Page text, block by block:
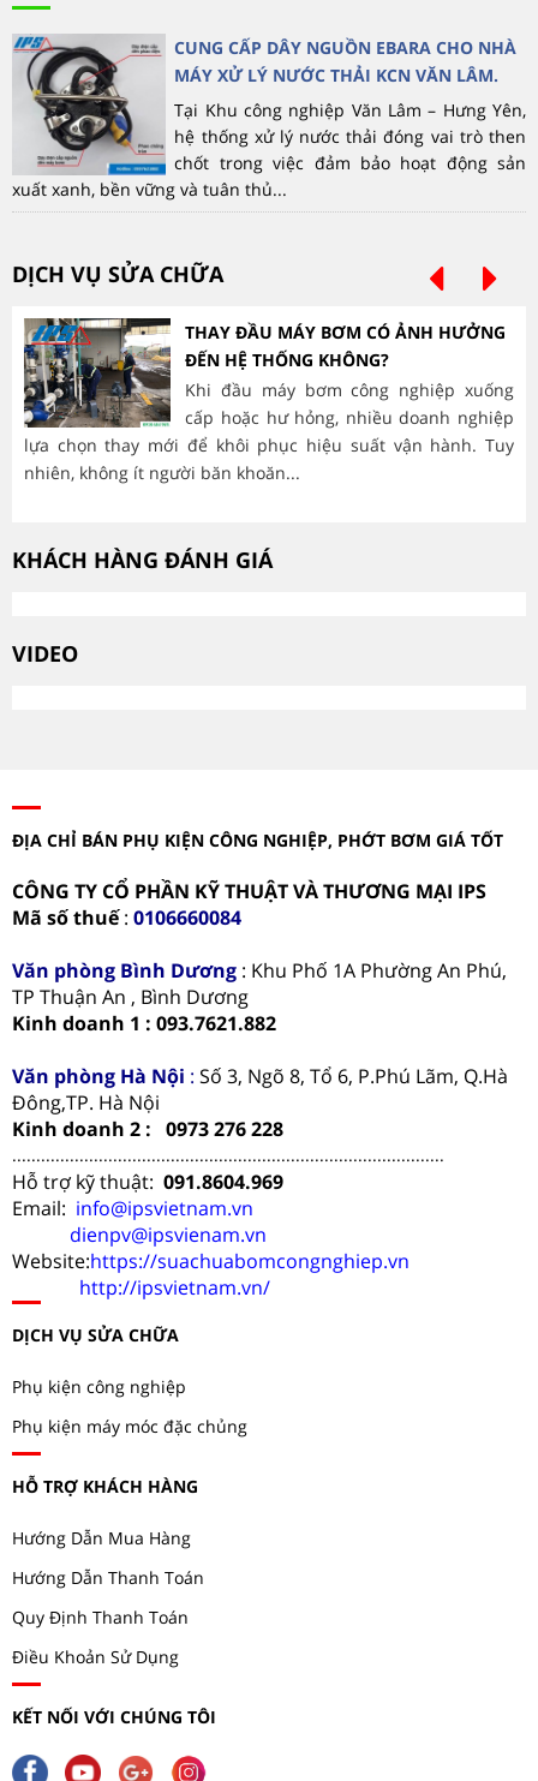
CUNG CẤP DÂY NGUỒN EBARA CHO NHÀ
MÁY XỬ LÝ NƯỚC THẢI KCN VĂN LÂM.
Tại Khu công nghiệp Văn Lâm – Hưng Yên,
hệ thống xử lý nước thải đóng vai trò then
chốt trong việc đảm bảo hoạt động sản
xuất xanh, bền vững và tuân thủ...
DỊCH VỤ SỬA CHỮA
THAY ĐẦU MÁY BƠM CÓ ẢNH HƯỞNG
ĐẾN HỆ THỐNG KHÔNG?
Khi đầu máy bơm công nghiệp xuống
cấp hoặc hư hỏng, nhiều doanh nghiệp
lựa chọn thay mới để khôi phục hiệu suất vận hành. Tuy
nhiên, không ít người băn khoăn...
KHÁCH HÀNG ĐÁNH GIÁ
VIDEO
ĐỊA CHỈ BÁN PHỤ KIỆN CÔNG NGHIỆP, PHỚT BƠM GIÁ TỐT
CÔNG TY CỔ PHẦN KỸ THUẬT VÀ THƯƠNG MẠI IPS
Mã số thuế: 0106660084
Văn phòng Bình Dương : Khu Phố 1A Phường An Phú,
TP Thuận An , Bình Dương
Kinh doanh 1 : 093.7621.882
Văn phòng Hà Nội : Số 3, Ngõ 8, Tổ 6, P.Phú Lãm, Q.Hà
Đông,TP. Hà Nội
Kinh doanh 2 : 0973 276 228
..........................................................................................
Hỗ trợ kỹ thuật: 091.8604.969
Email: info@ipsvietnam.vn
dienpv@ipsvienam.vn
Website:https://suachuabomcongnghiep.vn
http://ipsvietnam.vn/
DỊCH VỤ SỬA CHỮA
Phụ kiện công nghiệp
Phụ kiện máy móc đặc chủng
HỖ TRỢ KHÁCH HÀNG
Hướng Dẫn Mua Hàng
Hướng Dẫn Thanh Toán
Quy Định Thanh Toán
Điều Khoản Sử Dụng
KẾT NỐI VỚI CHÚNG TÔI